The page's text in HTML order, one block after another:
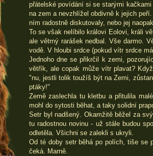
přátelské povídání si se starými
na zem a nevzhlížel obdivně k jejich
ním radostně diskutovaly, nebo jej
To se však nelíbilo královi Eolovi, králi
ale větrný rarášek nedbal. Vše darmo.
vodě. V hloubi srdce (pokud vítr srdce
Jednoho dne se přikrčil k zemi,
větřík, ale copak může vítr plavat?
"nu, jestli tolik toužíš být na Zemi,
ptáky!"
Země zaslechla tu kletbu a přitulila
mohl do sytosti běhat, a taky solidní
Setr byl nadšený. Okamžitě běžel za
tu radostnou novinu - už stále budou
odletěla. Všichni se zalekli s ukryli.
Od té doby setr běhá po polích, tiše se
čeká. Marně.